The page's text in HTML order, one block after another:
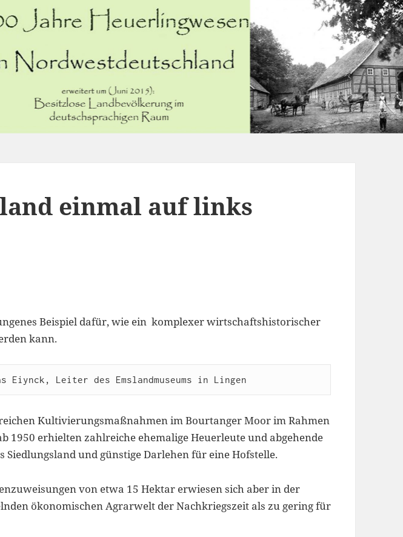
einmal auf links
Beispiel dafür, wie ein komplexer wirtschaftshistorischer
kann.
Eiynck, Leiter des Emslandmuseums in Lingen
Kultivierungsmaßnahmen im Bourtanger Moor im Rahmen
1950 erhielten zahlreiche ehemalige Heuerleute und abgehende
Siedlungsland und günstige Darlehen für eine Hofstelle.
von etwa 15 Hektar erwiesen sich aber in der
ökonomischen Agrarwelt der Nachkriegszeit als zu gering für